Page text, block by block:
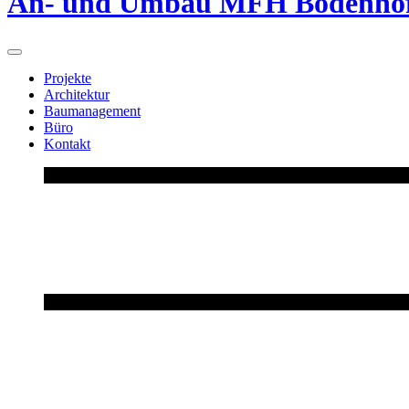
Projekte
Architektur
Baumanagement
Büro
Kontakt